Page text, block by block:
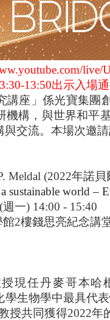
live/
13:50出示入場
講座」係光寶集團
機構，與世界和平
交流。本場次邀
Meldal (2022年諾貝
sustainable world –
(週一) 14:00 - 15:40
館2樓錢思亮紀念講
現任丹麥哥本哈
學生物學中最具代
授共同獲得2022年